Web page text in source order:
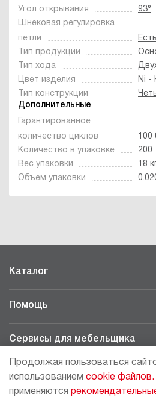
Угол открывания
93°
Шнековая регулировка
петли
Есть
Тип продукции
Тип хода
Цвет изделия
Ni -
Тип конструкции
Дополнительные
Гарантированное
количество циклов
100
Количество в упаковке
200
Вес упаковки
18
Объем упаковки
Каталог
Помощь
Сервисы для мебельщика
Продолжая пользоваться
использованием cookie файлов.
применяются